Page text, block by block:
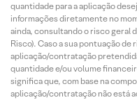
quantidade para a aplicação
informações diretamente no
ainda, consultando o risco geral
Risco). Caso a sua pontuação
aplicação/contratação
quantidade e/ou volume
significa que, com base na
aplicação/contratação não está